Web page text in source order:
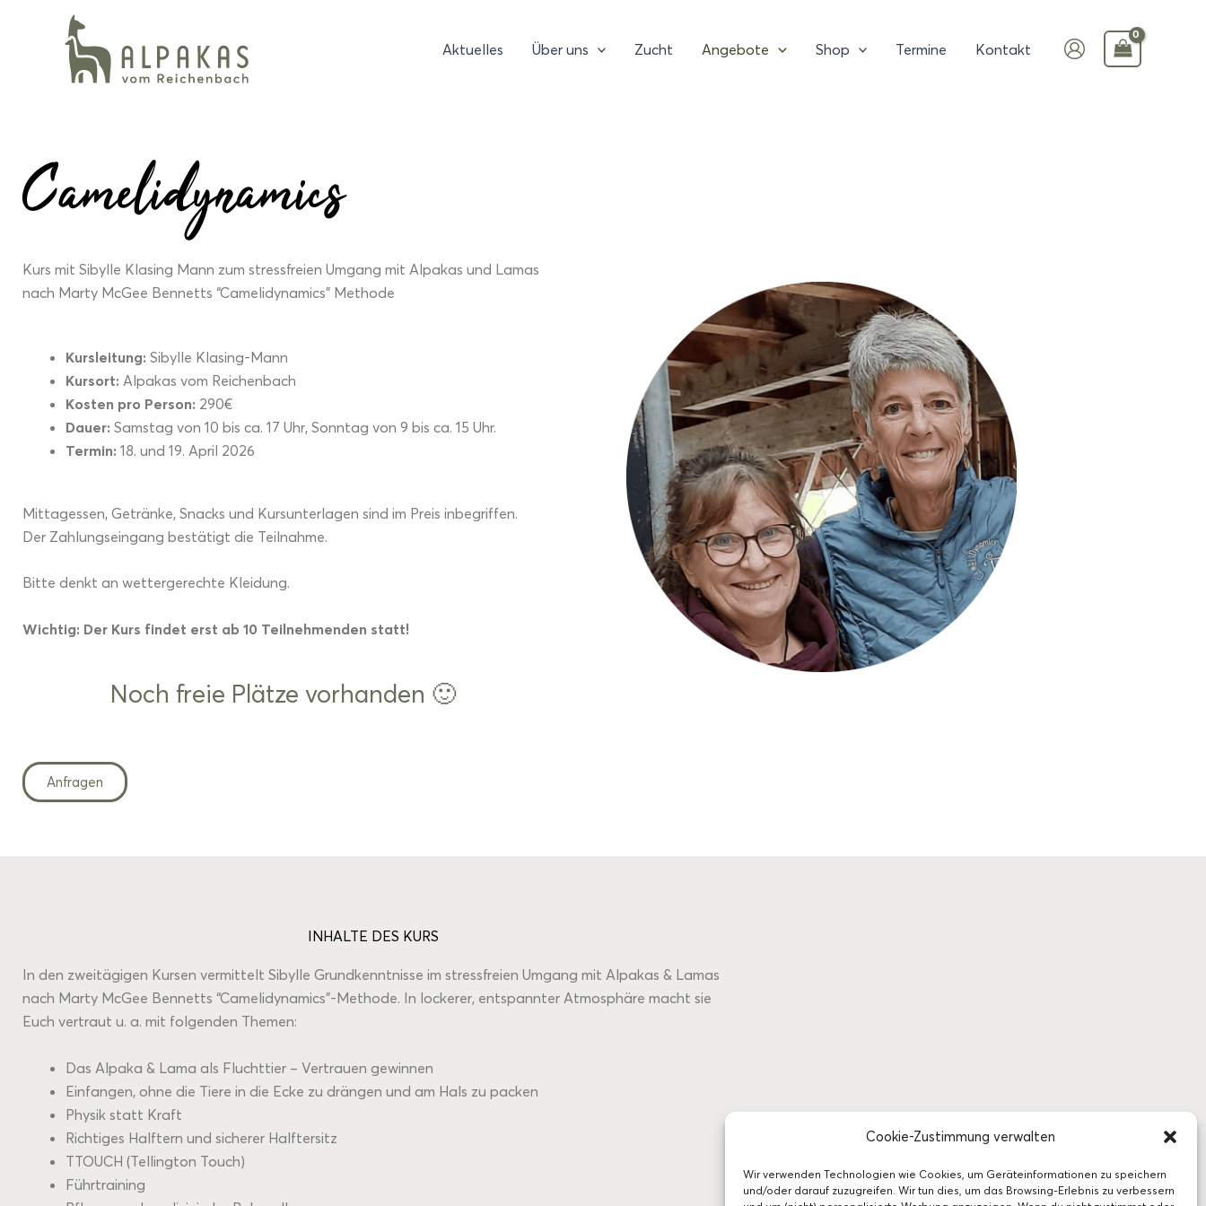
Cookie-Zustimmung verwalten
Wir verwenden Technologien wie Cookies, um Geräteinformationen zu speichern
und/oder darauf zuzugreifen. Wir tun dies, um das Browsing-Erlebnis zu verbessern
Aktuelles Über uns Zucht Angebote Shop Termine Kontakt
Camelidynamics
Kurs mit Sibylle Klasing Mann zum stressfreien Umgang mit Alpakas und Lamas
nach Marty McGee Bennetts “Camelidynamics” Methode
Kursleitung: Sibylle Klasing-Mann
Kursort: Alpakas vom Reichenbach
Kosten pro Person: 290€
Dauer: Samstag von 10 bis ca. 17 Uhr, Sonntag von 9 bis ca. 15 Uhr.
Termin: 18. und 19. April 2026
Mittagessen, Getränke, Snacks und Kursunterlagen sind im Preis inbegriffen.
Der Zahlungseingang bestätigt die Teilnahme.
Bitte denkt an wettergerechte Kleidung.
Wichtig: Der Kurs findet erst ab 10 Teilnehmenden statt!
Noch freie Plätze vorhanden 🙂
Anfragen
INHALTE DES KURS
In den zweitägigen Kursen vermittelt Sibylle Grundkenntnisse im stressfreien Umgang mit Alpakas & Lamas
nach Marty McGee Bennetts “Camelidynamics”-Methode. In lockerer, entspannter Atmosphäre macht sie
Euch vertraut u. a. mit folgenden Themen:
Das Alpaka & Lama als Fluchttier – Vertrauen gewinnen
Einfangen, ohne die Tiere in die Ecke zu drängen und am Hals zu packen
Physik statt Kraft
Richtiges Halftern und sicherer Halftersitz
TTOUCH (Tellington Touch)
Führtraining